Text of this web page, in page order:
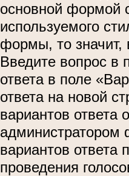
основной формой
используемого
формы, то значит,
Введите вопрос в
ответа в поле
ответа на новой
вариантов ответа
администратором
вариантов ответа
проведения